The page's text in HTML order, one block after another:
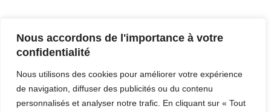
Nous accordons de l'importance à votre
confidentialité
Nous utilisons des cookies pour améliorer votre expérience
de navigation, diffuser des publicités ou du contenu
personnalisés et analyser notre trafic. En cliquant sur « Tout